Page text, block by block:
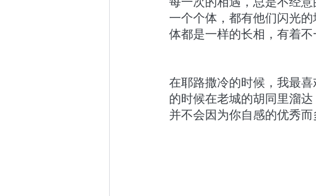
一个个体，都有他们闪光
体都是一样的长相，有着
在耶路撒冷的时候，我最
的时候在老城的胡同里溜
并不会因为你自感的优秀